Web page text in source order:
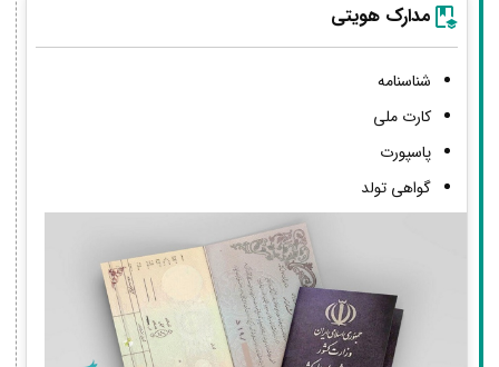
مدارک هویتی
شناسنامه
کارت ملی
پاسپورت
گواهی تولد